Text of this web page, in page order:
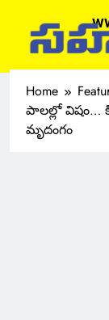
Home
పాలల్లో విషం…
మృదంగం